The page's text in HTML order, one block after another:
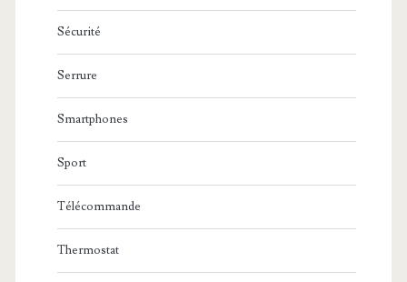
Sécurité
Serrure
Smartphones
Sport
Télécommande
Thermostat